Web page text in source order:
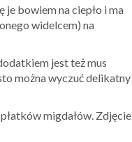
je bowiem na ciepło i ma
widelcem) na
jest też mus
można wyczuć delikatny
migdałów. Zdjęcie